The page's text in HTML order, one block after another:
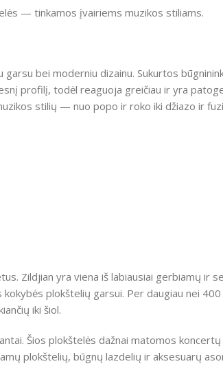
— tinkamos įvairiems muzikos stiliams.
bei moderniu dizainu. Sukurtos
profilį, todėl reaguoja greičiau ir yra
stilių — nuo popo ir roko iki džiazo ir
Zildjian yra viena iš labiausiai gerbiamų ir
plokštelių garsui. Per daugiau nei
iki šiol.
Šios plokštelės dažnai matomos
plokštelių, būgnų lazdelių ir aksesuarų